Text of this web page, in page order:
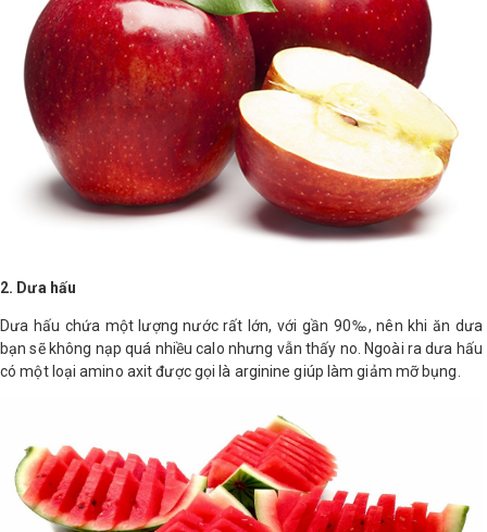
Z
2. Dưa hấu
Dưa hấu chứa một lượng nước rất lớn, với gần 90‰, nên khi ăn dưa
bạn sẽ không nạp quá nhiều calo nhưng vẫn thấy no. Ngoài ra dưa hấu
có một loại amino axit được gọi là arginine giúp làm giảm mỡ bụng.